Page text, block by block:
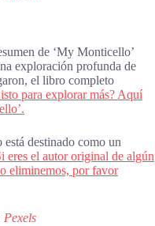
de ‘My Monticello’
exploración profunda de
el libro completo
para explorar más? Aquí
destinado como un
eres el autor original de algún
eliminemos, por favor
Pexels